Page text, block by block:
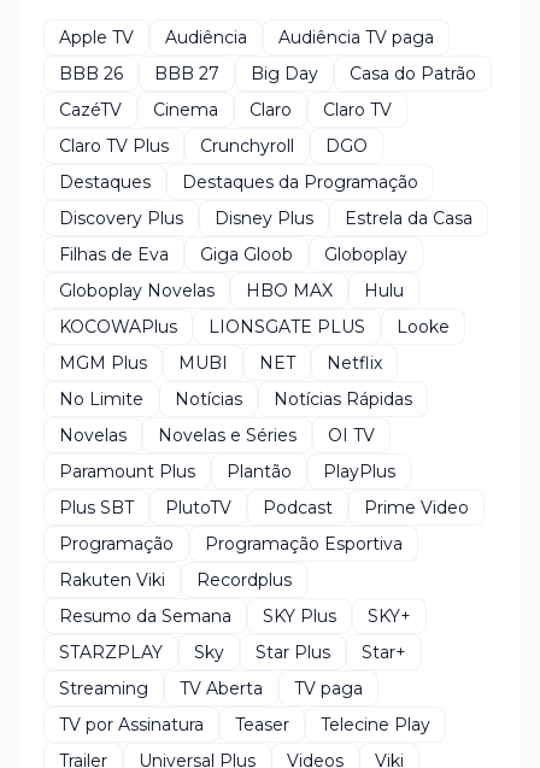
Apple TV Audiência
Audiência TV paga
BBB 26
BBB 27 Big Day
Casa do Patrão
CazéTV
Cinema Claro
Claro TV
Claro TV Plus
Crunchyroll
DGO
Destaques
Destaques da Programação
Discovery Plus
Disney Plus
Estrela da Casa
Filhas de Eva
Giga Gloob
Globoplay
Globoplay Novelas
HBO MAX
Hulu
KOCOWAPlus
LIONSGATE PLUS
Looke
MGM Plus
MUBI NET
Netflix
No Limite
Notícias
Notícias Rápidas
Novelas
Novelas e Séries
OI TV
Paramount Plus
Plantão
PlayPlus
Plus SBT
PlutoTV Podcast
Prime Video
Programação
Programação Esportiva
Rakuten Viki
Recordplus
Resumo da Semana
SKY Plus
SKY+
STARZPLAY
Sky Star Plus
Star+
Streaming
TV Aberta
TV paga
TV por Assinatura
Teaser
Telecine Play
Trailer
Universal Plus Videos
Viki